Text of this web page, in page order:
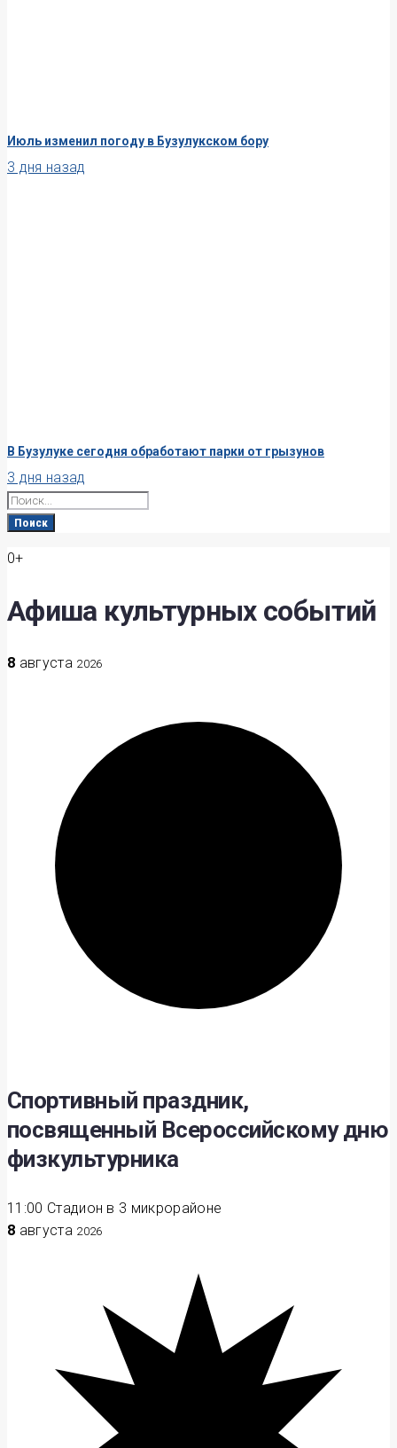
Июль изменил погоду в Бузулукском бору
3 дня назад
В Бузулуке сегодня обработают парки от грызунов
3 дня назад
Search
for:
Поиск
0+
Афиша культурных событий
8 августа 2026
Спортивный праздник,
посвященный Всероссийскому дню
физкультурника
11:00 Стадион в 3 микрорайоне
8 августа 2026